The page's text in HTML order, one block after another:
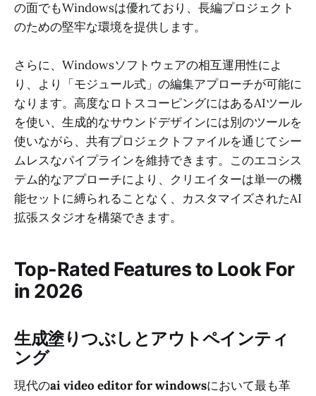
の面でもWindowsは優れており、長編プロジェクト
のための堅牢な環境を提供します。
さらに、Windowsソフトウェアの相互運用性によ
り、より「モジュール式」の編集アプローチが可能に
なります。高度なロトスコーピングにはあるAIツール
を使い、生成的なサウンドデザインには別のツールを
使いながら、共有プロジェクトファイルを通じてシー
ムレスなパイプラインを維持できます。このエコシス
テム的なアプローチにより、クリエイターは単一の機
能セットに縛られることなく、カスタマイズされたAI
拡張スタジオを構築できます。
Top-Rated Features to Look For
in 2026
生成塗りつぶしとアウトペインティ
ング
現代のai video editor for windowsにおいて最も革